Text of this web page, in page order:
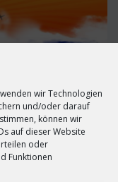
wir Technologien
und/oder darauf
können wir
auf dieser Website
oder
Funktionen